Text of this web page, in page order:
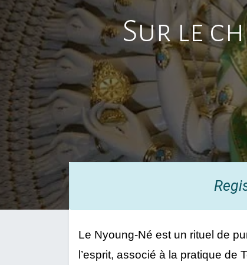
Sur le
Le Nyoung-Né est un rituel de
l’esprit, associé à la pratique de